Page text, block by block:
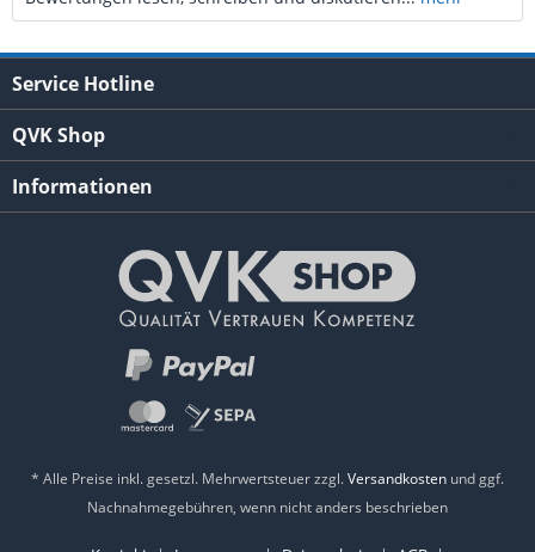
Service Hotline
QVK Shop
Informationen
* Alle Preise inkl. gesetzl. Mehrwertsteuer zzgl.Versandkosten und ggf.
Nachnahmegebühren, wenn nicht anders beschrieben